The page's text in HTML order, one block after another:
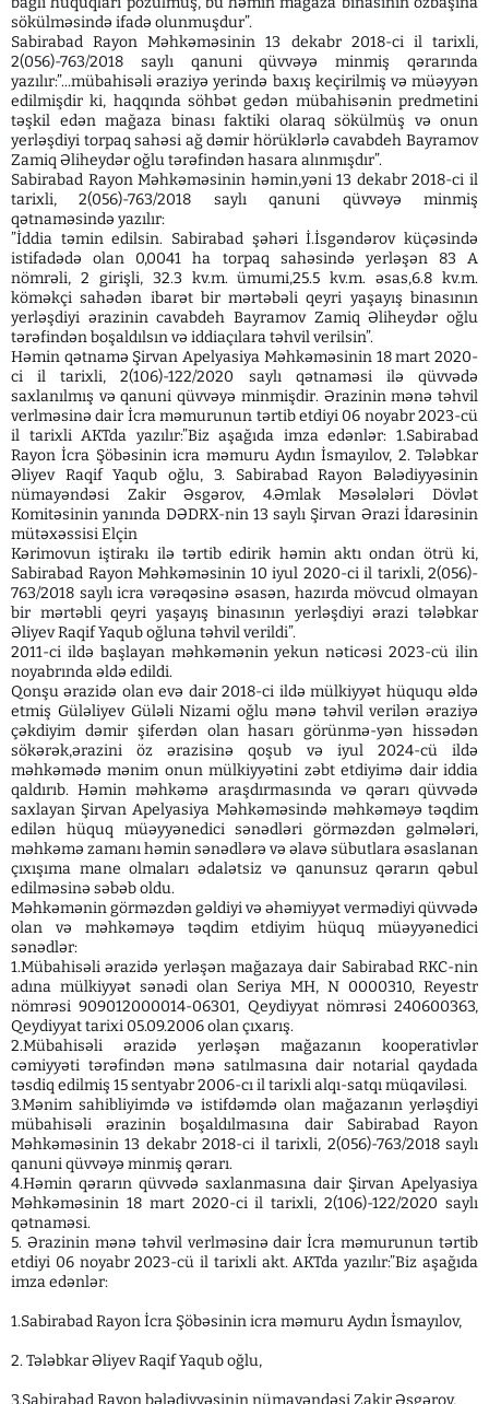
sökülməsində ifadə olunmuşdur”.
Sabirabad Rayon Məhkəməsinin 13 dekabr 2018-ci il tarixli,
2(056)-763/2018 saylı qanuni qüvvəyə minmiş qərarında
yazılır:”...mübahisəli əraziyə yerində baxış keçirilmiş və müəyyən
edilmişdir ki, haqqında söhbət gedən mübahisənin predmetini
təşkil edən mağaza binası faktiki olaraq sökülmüş və onun
yerləşdiyi torpaq sahəsi ağ dəmir hörüklərlə cavabdeh Bayramov
Zamiq Əliheydər oğlu tərəfindən hasara alınmışdır”.
Sabirabad Rayon Məhkəməsinin həmin,yəni 13 dekabr 2018-ci il
tarixli, 2(056)-763/2018 saylı qanuni qüvvəyə minmiş
qətnaməsində yazılır:
”İddia təmin edilsin. Sabirabad şəhəri İ.İsgəndərov küçəsində
istifadədə olan 0,0041 ha torpaq sahəsində yerləşən 83 A
nömrəli, 2 girişli, 32.3 kv.m. ümumi,25.5 kv.m. əsas,6.8 kv.m.
köməkçi sahədən ibarət bir mərtəbəli qeyri yaşayış binasının
yerləşdiyi ərazinin cavabdeh Bayramov Zamiq Əliheydər oğlu
tərəfindən boşaldılsın və iddiaçılara təhvil verilsin”.
Həmin qətnamə Şirvan Apelyasiya Məhkəməsinin 18 mart 2020-
ci il tarixli, 2(106)-122/2020 saylı qətnaməsi ilə qüvvədə
saxlanılmış və qanuni qüvvəyə minmişdir. Ərazinin mənə təhvil
verlməsinə dair İcra məmurunun tərtib etdiyi 06 noyabr 2023-cü
il tarixli AKTda yazılır:”Biz aşağıda imza edənlər: 1.Sabirabad
Rayon İcra Şöbəsinin icra məmuru Aydın İsmayılov, 2. Tələbkar
Əliyev Raqif Yaqub oğlu, 3. Sabirabad Rayon Bələdiyyəsinin
nümayəndəsi Zakir Əsgərov, 4.Əmlak Məsələləri Dövlət
Komitəsinin yanında DƏDRX-nin 13 saylı Şirvan Ərazi İdarəsinin
mütəxəssisi Elçin
Kərimovun iştirakı ilə tərtib edirik həmin aktı ondan ötrü ki,
Sabirabad Rayon Məhkəməsinin 10 iyul 2020-ci il tarixli, 2(056)-
763/2018 saylı icra vərəqəsinə əsasən, hazırda mövcud olmayan
bir mərtəbli qeyri yaşayış binasının yerləşdiyi ərazi tələbkar
Əliyev Raqif Yaqub oğluna təhvil verildi”.
2011-ci ildə başlayan məhkəmənin yekun nəticəsi 2023-cü ilin
noyabrında əldə edildi.
Qonşu ərazidə olan evə dair 2018-ci ildə mülkiyyət hüququ əldə
etmiş Güləliyev Güləli Nizami oğlu mənə təhvil verilən əraziyə
çəkdiyim dəmir şiferdən olan hasarı görünmə-yən hissədən
sökərək,ərazini öz ərazisinə qoşub və iyul 2024-cü ildə
məhkəmədə mənim onun mülkiyyətini zəbt etdiyimə dair iddia
qaldırıb. Həmin məhkəmə araşdırmasında və qərarı qüvvədə
saxlayan Şirvan Apelyasiya Məhkəməsində məhkəməyə təqdim
edilən hüquq müəyyənedici sənədləri görməzdən gəlmələri,
məhkəmə zamanı həmin sənədlərə və əlavə sübutlara əsaslanan
çıxışıma mane olmaları ədalətsiz və qanunsuz qərarın qəbul
edilməsinə səbəb oldu.
Məhkəmənin görməzdən gəldiyi və əhəmiyyət vermədiyi qüvvədə
olan və məhkəməyə təqdim etdiyim hüquq müəyyənedici
sənədlər:
1.Mübahisəli ərazidə yerləşən mağazaya dair Sabirabad RKC-nin
adına mülkiyyət sənədi olan Seriya MH, N 0000310, Reyestr
nömrəsi 909012000014-06301, Qeydiyyat nömrəsi 240600363,
Qeydiyyat tarixi 05.09.2006 olan çıxarış.
2.Mübahisəli ərazidə yerləşən mağazanın kooperativlər
cəmiyyəti tərəfindən mənə satılmasına dair notarial qaydada
təsdiq edilmiş 15 sentyabr 2006-cı il tarixli alqı-satqı müqaviləsi.
3.Mənim sahibliyimdə və istifdəmdə olan mağazanın yerləşdiyi
mübahisəli ərazinin boşaldılmasına dair Sabirabad Rayon
Məhkəməsinin 13 dekabr 2018-ci il tarixli, 2(056)-763/2018 saylı
qanuni qüvvəyə minmiş qərarı.
4.Həmin qərarın qüvvədə saxlanmasına dair Şirvan Apelyasiya
Məhkəməsinin 18 mart 2020-ci il tarixli, 2(106)-122/2020 saylı
qətnaməsi.
5. Ərazinin mənə təhvil verlməsinə dair İcra məmurunun tərtib
etdiyi 06 noyabr 2023-cü il tarixli akt. AKTda yazılır:”Biz aşağıda
imza edənlər:
1.Sabirabad Rayon İcra Şöbəsinin icra məmuru Aydın İsmayılov,
2. Tələbkar Əliyev Raqif Yaqub oğlu,
3.Sabirabad Rayon bələdiyyəsinin nümayəndəsi Zakir Əsgərov,